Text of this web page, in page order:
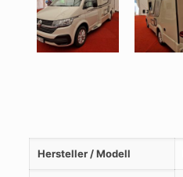
Hersteller / Modell